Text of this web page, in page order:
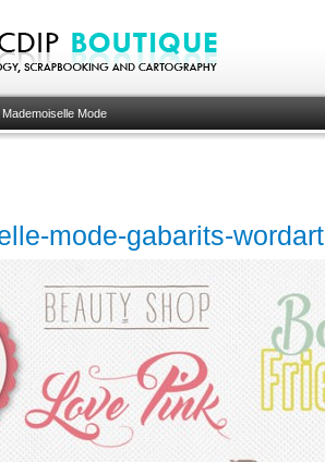
Mademoiselle Mode
mode-gabarits-wordart